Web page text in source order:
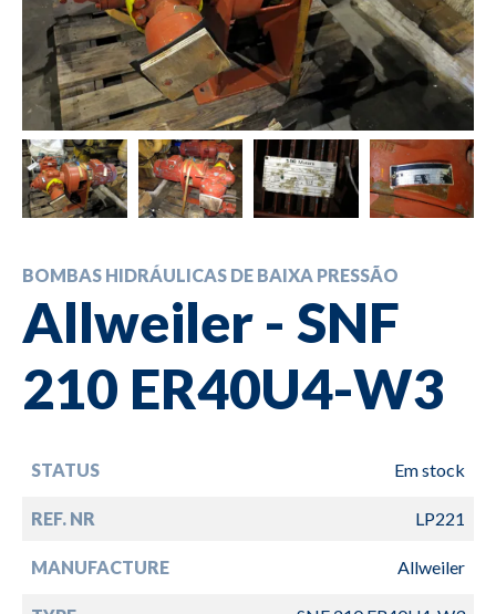
BOMBAS HIDRÁULICAS DE BAIXA PRESSÃO
Allweiler - SNF
210 ER40U4-W3
STATUS Em stock
REF. NR LP221
MANUFACTURE Allweiler